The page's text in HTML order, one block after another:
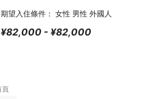
期望入住條件： 女性 男性 外國人
¥82,000 - ¥82,000